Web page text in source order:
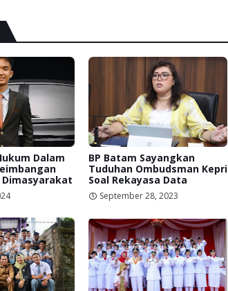
Dalam
Dimasyarakat
BP Batam Sayangkan
Tuduhan Ombudsman Kepri
Soal Rekayasa Data
September 28, 2023